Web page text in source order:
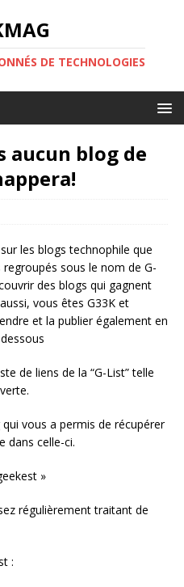
DE TECHNOLOGIES
aucun blog de
les blogs technophile que
regroupés sous le nom de G-
des blogs qui gagnent
vous êtes G33K et
et la publier également en
de liens de la “G-List” telle
vous a permis de récupérer
dans celle-ci.
»
régulièrement traitant de
: